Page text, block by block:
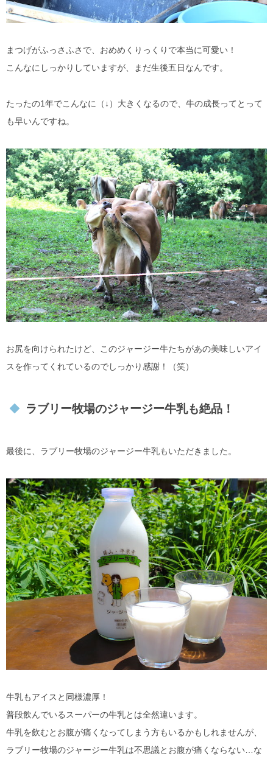
まつげがふっさふさで、おめめくりっくりで本当に可愛い！
こんなにしっかりしていますが、まだ生後五日なんです。
たったの1年でこんなに（↓）大きくなるので、牛の成長ってとって
も早いんですね。
お尻を向けられたけど、このジャージー牛たちがあの美味しいアイ
スを作ってくれているのでしっかり感謝！（笑）
ラブリー牧場のジャージー牛乳も絶品！
最後に、ラブリー牧場のジャージー牛乳もいただきました。
牛乳もアイスと同様濃厚！
普段飲んでいるスーパーの牛乳とは全然違います。
牛乳を飲むとお腹が痛くなってしまう方もいるかもしれませんが、
ラブリー牧場のジャージー牛乳は不思議とお腹が痛くならない…な